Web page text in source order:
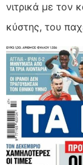
νιτρικά με τον
κύστης, του